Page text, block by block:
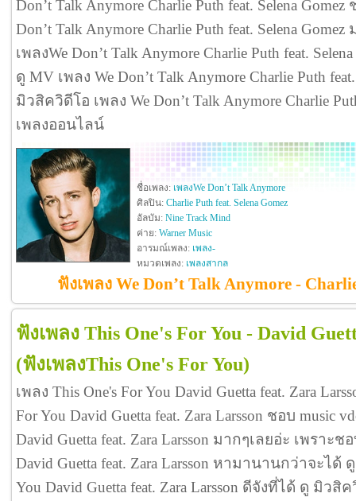
Don’t Talk Anymore Charlie Puth feat. Selena
Don’t Talk Anymore Charlie Puth feat. Selena
เพลงWe Don’t Talk Anymore Charlie Puth feat.
ดู MV เพลง We Don’t Talk Anymore Charlie Puth
มิวสิควิดีโอ เพลง We Don’t Talk Anymore Charlie
เพลงออนไลน์
ชื่อเพลง: เพลงWe Don’t Talk Anymore
ศิลปิน: Charlie Puth feat. Selena Gomez
อัลบัม: Nine Track Mind
ค่าย: Warner Music
อารมณ์เพลง: เพลง-
หมวดเพลง: เพลงสากล
ฟังเพลง We Don’t Talk Anymore -
ฟังเพลง This One's For You - David
(ฟังเพลงThis One's For You)
เพลง This One's For You David Guetta feat. Zara
For You David Guetta feat. Zara Larsson ชอบ music
David Guetta feat. Zara Larsson มากๆเลยอ่ะ เพราะช
David Guetta feat. Zara Larsson หามานานกว่าจะได้
You David Guetta feat. Zara Larsson ดีจังที่ได้ ดู มิวสิ